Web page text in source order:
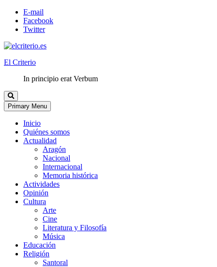
E-mail
Facebook
Twitter
El Criterio
In principio erat Verbum
Primary Menu
Inicio
Quiénes somos
Actualidad
Aragón
Nacional
Internacional
Memoria histórica
Actividades
Opinión
Cultura
Arte
Cine
Literatura y Filosofía
Música
Educación
Religión
Santoral